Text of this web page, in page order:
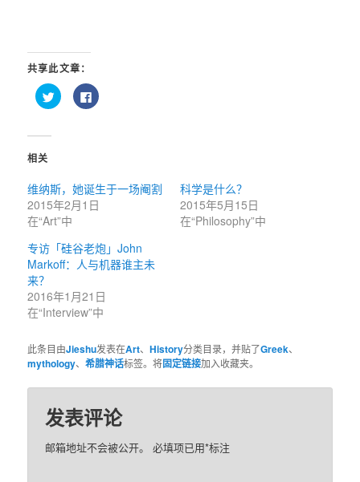
共享此文章：
点
击
窗
口
中
打
开）
点
击
窗
口
中
相关
维纳斯，她诞生于一场阉割
2015年2月1日
在“Art”中
科学是什么？
2015年5月15日
在“Philosophy”中
专访「硅谷老炮」John
Markoff：人与机器谁主未
来？
2016年1月21日
在“Interview”中
此条目由Jieshu发表在Art、History分类目录，并贴了Greek、
mythology、希腊神话标签。将固定链接加入收藏夹。
发表评论
邮箱地址不会被公开。 必填项已用*标注